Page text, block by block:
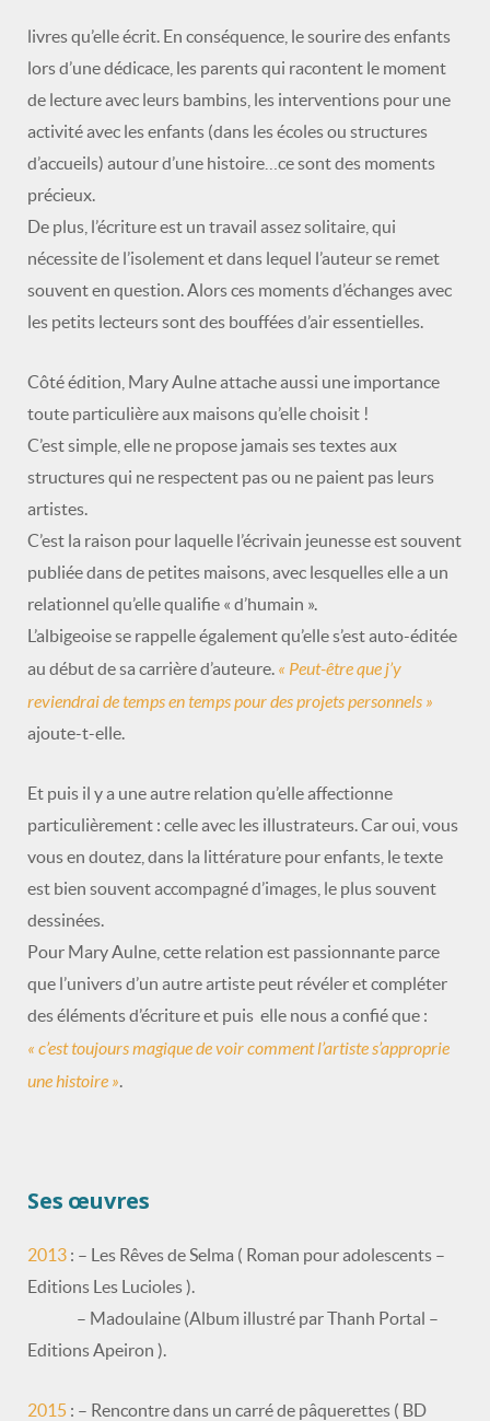
livres qu’elle écrit. En conséquence, le sourire des enfants
lors d’une dédicace, les parents qui racontent le moment
de lecture avec leurs bambins, les interventions pour une
activité avec les enfants (dans les écoles ou structures
d’accueils) autour d’une histoire…ce sont des moments
précieux.
De plus, l’écriture est un travail assez solitaire, qui
nécessite de l’isolement et dans lequel l’auteur se remet
souvent en question. Alors ces moments d’échanges avec
les petits lecteurs sont des bouffées d’air essentielles.
Côté édition, Mary Aulne attache aussi une importance
toute particulière aux maisons qu’elle choisit !
C’est simple, elle ne propose jamais ses textes aux
structures qui ne respectent pas ou ne paient pas leurs
artistes.
C’est la raison pour laquelle l’écrivain jeunesse est souvent
publiée dans de petites maisons, avec lesquelles elle a un
relationnel qu’elle qualifie « d’humain ».
L’albigeoise se rappelle également qu’elle s’est auto-éditée
au début de sa carrière d’auteure. « Peut-être que j’y
reviendrai de temps en temps pour des projets personnels »
ajoute-t-elle.
Et puis il y a une autre relation qu’elle affectionne
particulièrement : celle avec les illustrateurs. Car oui, vous
vous en doutez, dans la littérature pour enfants, le texte
est bien souvent accompagné d’images, le plus souvent
dessinées.
Pour Mary Aulne, cette relation est passionnante parce
que l’univers d’un autre artiste peut révéler et compléter
des éléments d’écriture et puis elle nous a confié que :
« c’est toujours magique de voir comment l’artiste s’approprie
une histoire ».
Ses œuvres
2013 : – Les Rêves de Selma ( Roman pour adolescents –
Editions Les Lucioles ).
– Madoulaine (Album illustré par Thanh Portal –
Editions Apeiron ).
2015 : – Rencontre dans un carré de pâquerettes ( BD